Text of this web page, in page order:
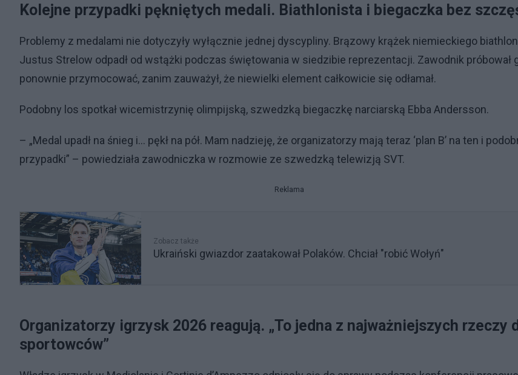
Kolejne przypadki pękniętych medali. Biathlonista i biegaczka bez
Problemy z medalami nie dotyczyły wyłącznie jednej dyscypliny. Brązowy krążek niemieckiego
Justus Strelow odpadł od wstążki podczas świętowania w siedzibie reprezentacji. Zawodnik próbował
ponownie przymocować, zanim zauważył, że niewielki element całkowicie się odłamał.
Podobny los spotkał wicemistrzynię olimpijską, szwedzką biegaczkę narciarską Ebba Andersson.
– „Medal upadł na śnieg i… pękł na pół. Mam nadzieję, że organizatorzy mają teraz ‘plan B’ na ten i
przypadki” – powiedziała zawodniczka w rozmowie ze szwedzką telewizją SVT.
Reklama
Zobacz także
Ukraiński gwiazdor zaatakował Polaków. Chciał "robić Wołyń"
Organizatorzy igrzysk 2026 reagują. „To jedna z najważniejszych rzeczy
sportowców”